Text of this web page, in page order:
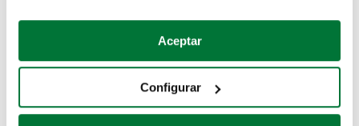
Si lo permite, también quisiéramos:
Recopilar información sobre su ubicación geográfica
Identificar su dispositivo analizándolo activamente
para buscar características específicas (huellas
Aceptar
Configurar
Coches de segunda mano
Coches de km0